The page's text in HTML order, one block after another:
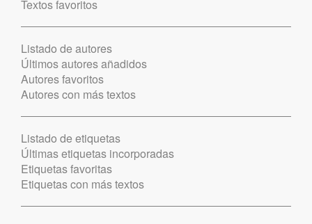
Textos favoritos
Listado de autores
Últimos autores añadidos
Autores favoritos
Autores con más textos
Listado de etiquetas
Últimas etiquetas incorporadas
Etiquetas favoritas
Etiquetas con más textos